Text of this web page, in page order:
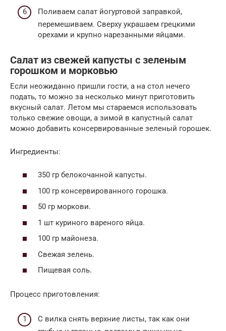
Поливаем салат йогуртовой заправкой,
перемешиваем. Сверху украшаем грецкими
орехами и крупно нарезанными яйцами.
Салат из свежей капусты с зеленым
горошком и морковью
Если неожиданно пришли гости, а на стол нечего
подать, то можно за несколько минут приготовить
вкусный салат. Летом мы стараемся использовать
только свежие овощи, а зимой в капустный салат
можно добавить консервированные зеленый горошек.
Ингредиенты:
350 гр белокочанной капусты.
100 гр консервированного горошка.
50 гр моркови.
1 шт куриного вареного яйца.
100 гр майонеза.
Свежая зелень.
Пищевая соль.
Процесс приготовления:
С вилка снять верхние листы, так как они